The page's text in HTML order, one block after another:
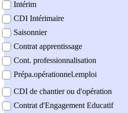
Intérim
CDI Intérimaire
Saisonnier
Contrat apprentissage
Cont. professionnalisation
Prépa.opérationnel.emploi
CDI de chantier ou d'opération
Contrat d'Engagement Educatif